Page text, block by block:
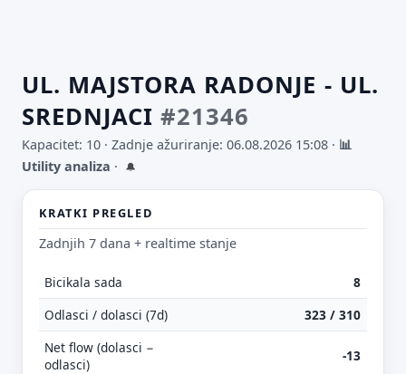
UL. MAJSTORA RADONJE - UL.
SREDNJACI#21346
Kapacitet: 10 · Zadnje ažuriranje: 06.08.2026 15:08 · 📊
Utility analiza · 🔔
KRATKI PREGLED
Zadnjih 7 dana + realtime stanje
Bicikala sada
8
Odlasci / dolasci (7d)
323 / 310
Net flow (dolasci −
odlasci)
-13